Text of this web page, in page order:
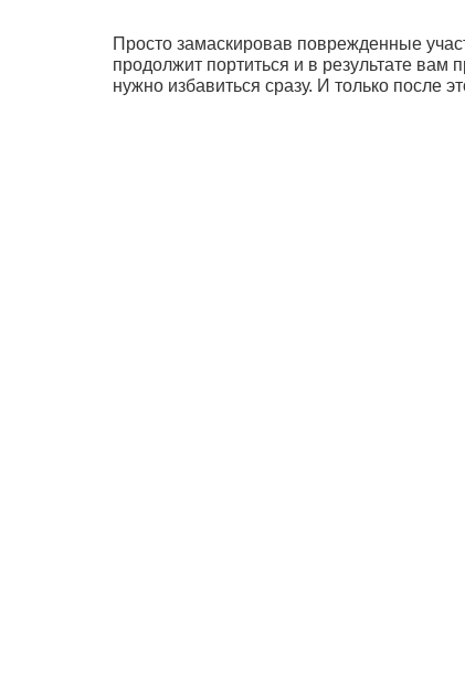
Просто замаскировав поврежденные
продолжит портиться и в результате вам
нужно избавиться сразу. И только после